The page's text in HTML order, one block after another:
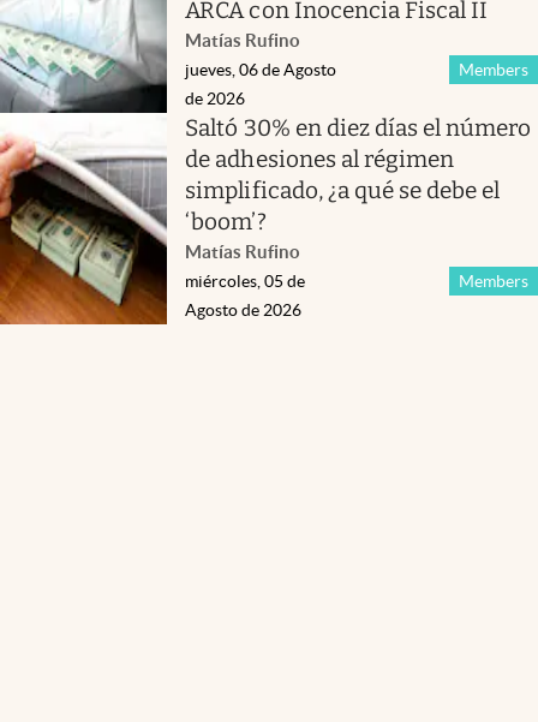
ARCA con Inocencia Fiscal II
Matías Rufino
Members
jueves, 06 de Agosto
de 2026
Saltó 30% en diez días el número
de adhesiones al régimen
simplificado, ¿a qué se debe el
‘boom’?
Matías Rufino
Members
miércoles, 05 de
Agosto de 2026